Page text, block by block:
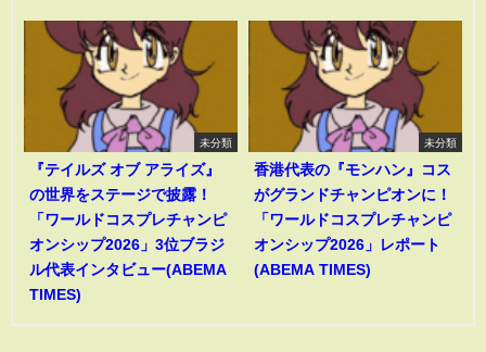
未分類
『テイルズ オブ アライズ』
の世界をステージで披露！
「ワールドコスプレチャンピ
オンシップ2026」3位ブラジ
ル代表インタビュー(ABEMA
TIMES)
未分類
香港代表の『モンハン』コス
がグランドチャンピオンに！
「ワールドコスプレチャンピ
オンシップ2026」レポート
(ABEMA TIMES)